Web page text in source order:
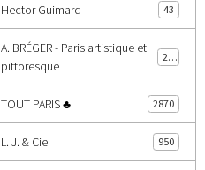
Hector Guimard 43
A. BRÉGER - Paris artistique et
pittoresque
203
TOUT PARIS ♣ 2870
L. J. & Cie 950